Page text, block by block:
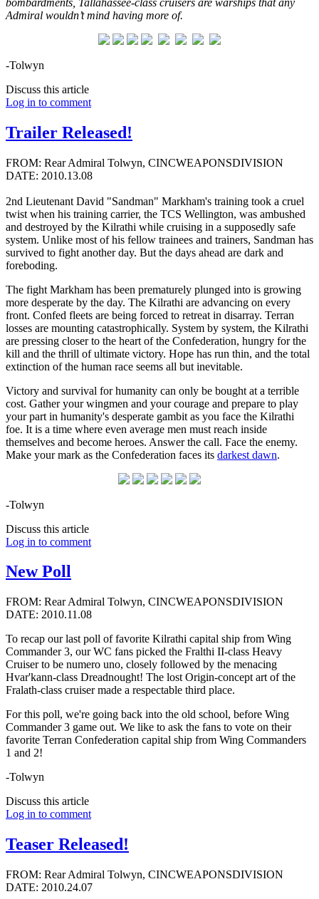
Admiral wouldn’t mind having more of.
-Tolwyn
Discuss this article
Log in to comment
Trailer Released!
FROM: Rear Admiral Tolwyn, CINCWEAPONSDIVISION
DATE: 2010.13.08
2nd Lieutenant David "Sandman" Markham's training took a cruel
twist when his training carrier, the TCS Wellington, was ambushed
and destroyed by the Kilrathi while cruising in a supposedly safe
system. Unlike most of his fellow trainees and trainers, Sandman has
survived to fight another day. But the days ahead are dark and
foreboding.
The fight Markham has been prematurely plunged into is growing
more desperate by the day. The Kilrathi are advancing on every
front. Confed fleets are being forced to retreat in disarray. Terran
losses are mounting catastrophically. System by system, the Kilrathi
are pressing closer to the heart of the Confederation, hungry for the
kill and the thrill of ultimate victory. Hope has run thin, and the total
extinction of the human race seems all but inevitable.
Victory and survival for humanity can only be bought at a terrible
cost. Gather your wingmen and your courage and prepare to play
your part in humanity's desperate gambit as you face the Kilrathi
foe. It is a time where even average men must reach inside
themselves and become heroes. Answer the call. Face the enemy.
Make your mark as the Confederation faces its darkest dawn.
-Tolwyn
Discuss this article
Log in to comment
New Poll
FROM: Rear Admiral Tolwyn, CINCWEAPONSDIVISION
DATE: 2010.11.08
To recap our last poll of favorite Kilrathi capital ship from Wing
Commander 3, our WC fans picked the Fralthi II-class Heavy
Cruiser to be numero uno, closely followed by the menacing
Hvar'kann-class Dreadnought! The lost Origin-concept art of the
Fralath-class cruiser made a respectable third place.
For this poll, we're going back into the old school, before Wing
Commander 3 game out. We like to ask the fans to vote on their
favorite Terran Confederation capital ship from Wing Commanders
1 and 2!
-Tolwyn
Discuss this article
Log in to comment
Teaser Released!
FROM: Rear Admiral Tolwyn, CINCWEAPONSDIVISION
DATE: 2010.24.07